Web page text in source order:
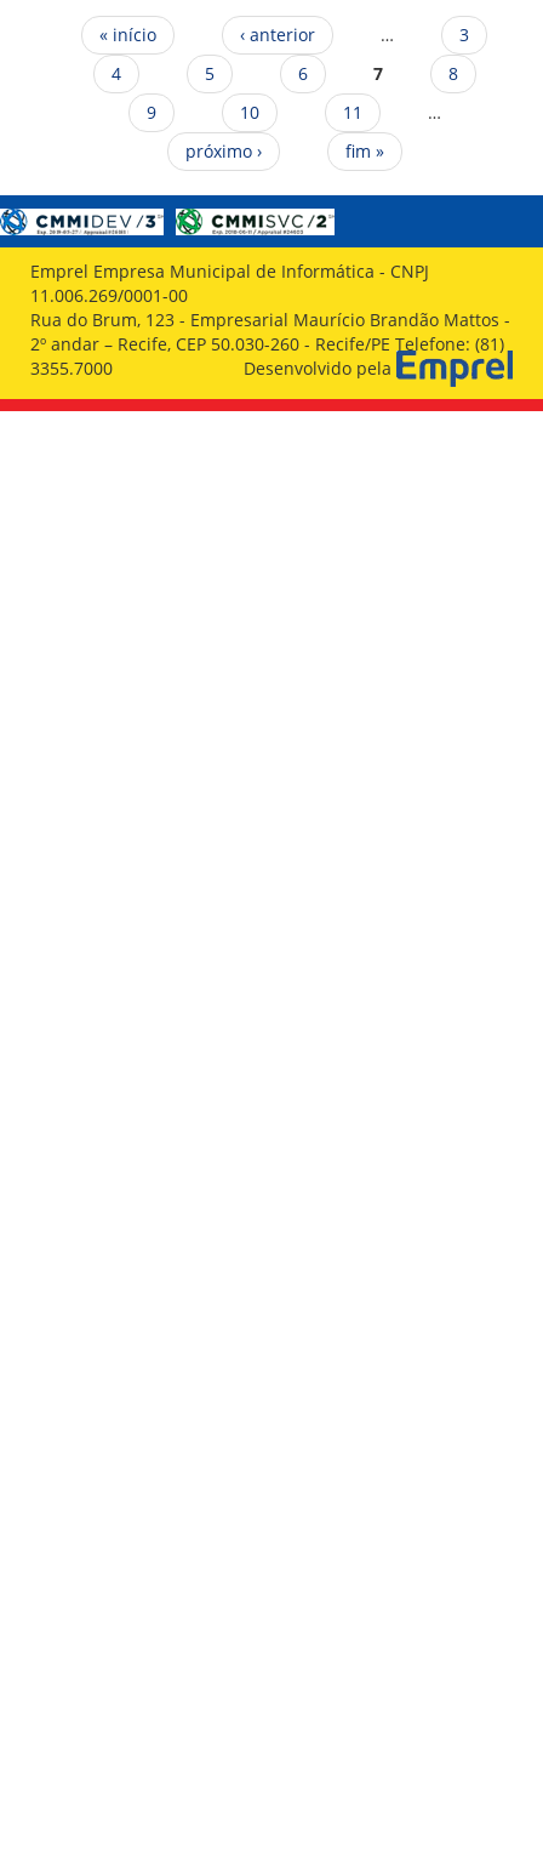
Páginas
« início ‹ anterior …
3
4
5 6 7
8
9
10 11
…
próximo ›
fim »
Emprel Empresa Municipal de Informática - CNPJ
11.006.269/0001-00
Rua do Brum, 123 - Empresarial Maurício Brandão Mattos -
2º andar – Recife, CEP 50.030-260 - Recife/PE Telefone: (81)
3355.7000
Desenvolvido pela